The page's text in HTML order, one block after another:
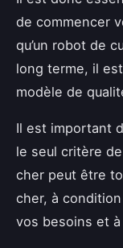
de commencer
qu’un robot de
long terme, il
modèle de
Il est important
le seul critère
cher peut être
cher, à
vos besoins et